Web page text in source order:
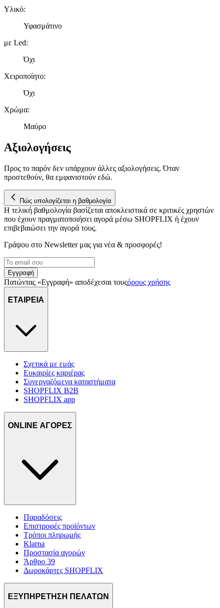
διαφημίσεις και περιεχόμενο, την καλύτερη εικόνα του κοινού
πληροφορίες σχετικά με την από μέρους σας χρήση της
τοποθεσίας μας στους συνεργάτες μέσων κοινωνικής
Υλικό:
Υφασμάτινο
με Led:
Όχι
Χειροποίητο:
Όχι
Χρώμα:
Μαύρο
Αξιολογήσεις
Προς το παρόν δεν υπάρχουν άλλες αξιολογήσεις. Όταν
προστεθούν, θα εμφανιστούν εδώ.
Πώς υπολογίζεται η βαθμολογία
Η τελική βαθμολογία βασίζεται αποκλειστικά σε κριτικές χρηστών
που έχουν πραγματοποιήσει αγορά μέσω SHOPFLIX ή έχουν
επιβεβαιώσει την αγορά τους.
Γράψου στο Νewsletter μας για νέα & προσφορές!
Εγγραφή
Πατώντας «Εγγραφή» αποδέχεσαι τουςόρους χρήσης
ΕΤΑΙΡΕΙΑ
Σχετικά με εμάς
Ευκαιρίες καριέρας
Συνεργαζόμενα καταστήματα
SHOPFLIX B2B
SHOPFLIX app
ONLINE ΑΓΟΡΕΣ
Παραδόσεις
Επιστροφές προϊόντων
Τρόποι πληρωμής
Klarna
Προστασία αγορών
Άρθρο 39
Δωροκάρτες SHOPFLIX
ΕΞΥΠΗΡΕΤΗΣΗ ΠΕΛΑΤΩΝ